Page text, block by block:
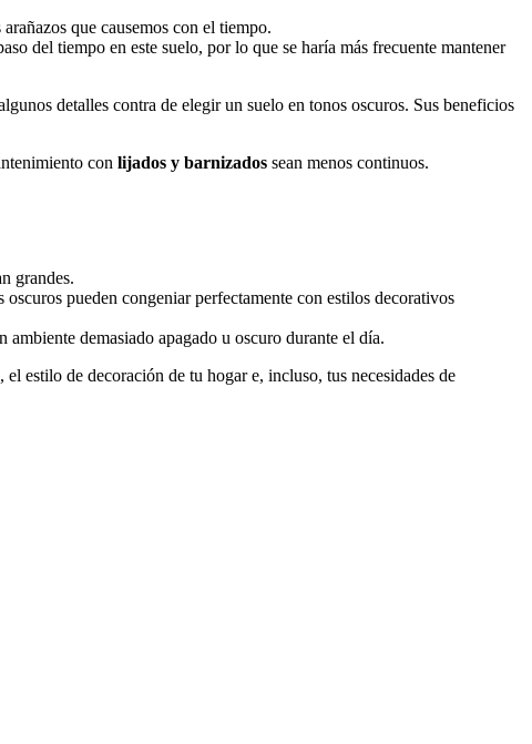
que causemos con el tiempo.
del tiempo en este suelo, por lo que se haría más frecuente mantener
detalles contra de elegir un suelo en tonos oscuros. Sus beneficios
con lijados y barnizados sean menos continuos.
grandes.
pueden congeniar perfectamente con estilos decorativos
demasiado apagado u oscuro durante el día.
estilo de decoración de tu hogar e, incluso, tus necesidades de